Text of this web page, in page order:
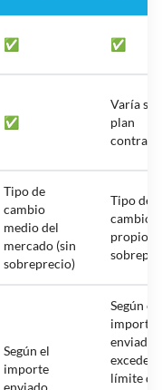
✅ ✅
✅
Varía
plan
Tipo de
cambio
medio del
mercado (sin
sobreprecio)
Tipo de
cambio
propio
Según el
importe
enviado
Según el
importe
enviado,
excedes
límite de